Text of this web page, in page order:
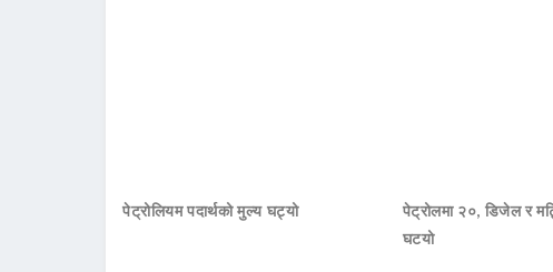
पेट्रोलियम पदार्थको मुल्य घट्यो
पेट्रोलमा २०, डिजेल र
घटयो